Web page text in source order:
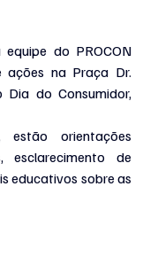
do PROCON
ações na Praça Dr.
do Consumidor,
estão orientações
esclarecimento de
educativos sobre as